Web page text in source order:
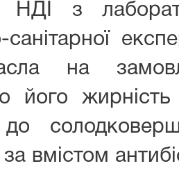
НДІ з
санітарної
на
його
до
вмістом